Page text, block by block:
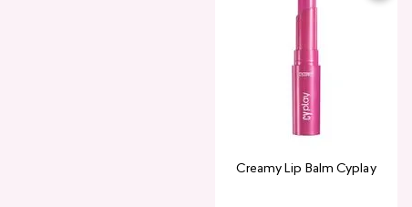
Creamy Lip Balm Cyplay